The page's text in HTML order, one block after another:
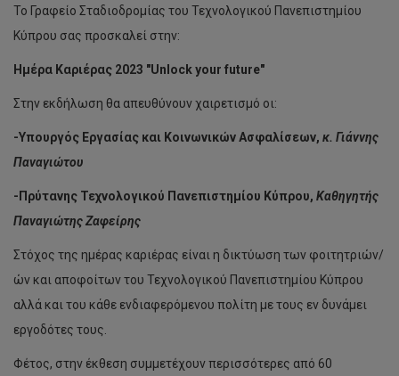
Το Γραφείο Σταδιοδρομίας του Τεχνολογικού Πανεπιστημίου
Κύπρου σας προσκαλεί στην:
Ημέρα Καριέρας 2023 "Unlock your future"
Στην εκδήλωση θα απευθύνουν χαιρετισμό οι:
-Υπουργός Εργασίας και Κοινωνικών Ασφαλίσεων, κ. Γιάννης
Παναγιώτου
-Πρύτανης Τεχνολογικού Πανεπιστημίου Κύπρου, Καθηγητής
Παναγιώτης Ζαφείρης
Στόχος της ημέρας καριέρας είναι η δικτύωση των φοιτητριών/
ών και αποφοίτων του Τεχνολογικού Πανεπιστημίου Κύπρου
αλλά και του κάθε ενδιαφερόμενου πολίτη με τους εν δυνάμει
εργοδότες τους.
Φέτος, στην έκθεση συμμετέχουν περισσότερες από 60